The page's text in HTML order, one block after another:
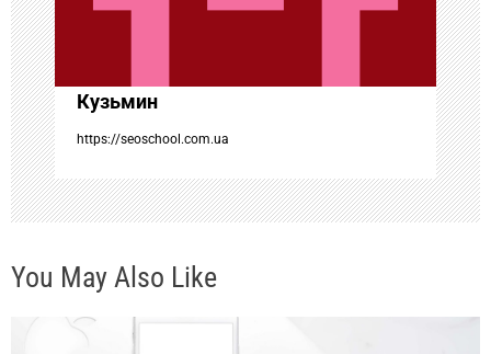
з
а
п
и
с
я
Кузьмин
https://seoschool.com.ua
You May Also Like